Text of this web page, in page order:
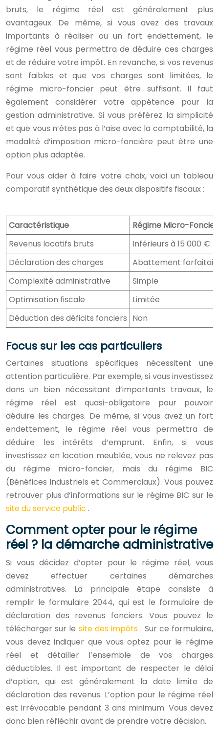
bruts, le régime réel est généralement plus
avantageux. De même, si vous avez des travaux
importants à réaliser ou un fort endettement, le
régime réel vous permettra de déduire ces charges
et de réduire votre impôt. En revanche, si vos revenus
sont faibles et que vos charges sont limitées, le
régime micro-foncier peut être suffisant. Il faut
également considérer votre appétence pour la
gestion administrative. Si vous préférez la simplicité
et que vous n’êtes pas à l’aise avec la comptabilité, la
modalité d’imposition micro-foncière peut être une
option plus adaptée.
Pour vous aider à faire votre choix, voici un tableau
comparatif synthétique des deux dispositifs fiscaux :
Caractéristique
Régime Micro-Foncier
Revenus locatifs bruts
Inférieurs à 15 000 €
Déclaration des charges
Abattement
Complexité administrative
Simple
Optimisation fiscale
Limitée
Déduction des déficits fonciers Non
Focus sur les cas particuliers
Certaines situations spécifiques nécessitent une
attention particulière. Par exemple, si vous investissez
dans un bien nécessitant d’importants travaux, le
régime réel est quasi-obligatoire pour pouvoir
déduire les charges. De même, si vous avez un fort
endettement, le régime réel vous permettra de
déduire les intérêts d’emprunt. Enfin, si vous
investissez en location meublée, vous ne relevez pas
du régime micro-foncier, mais du régime BIC
(Bénéfices Industriels et Commerciaux). Vous pouvez
retrouver plus d’informations sur le régime BIC sur le
site du service public .
Comment opter pour le régime
réel ? la démarche administrative
Si vous décidez d’opter pour le régime réel, vous
devez effectuer certaines démarches
administratives. La principale étape consiste à
remplir le formulaire 2044, qui est le formulaire de
déclaration des revenus fonciers. Vous pouvez le
télécharger sur le site des impôts . Sur ce formulaire,
vous devez indiquer que vous optez pour le régime
réel et détailler l’ensemble de vos charges
déductibles. Il est important de respecter le délai
d’option, qui est généralement la date limite de
déclaration des revenus. L’option pour le régime réel
est irrévocable pendant 3 ans minimum. Vous devez
donc bien réfléchir avant de prendre votre décision.